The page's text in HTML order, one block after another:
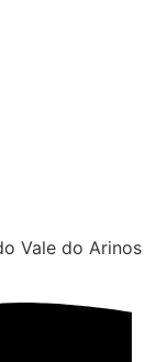
Vale do Arinos